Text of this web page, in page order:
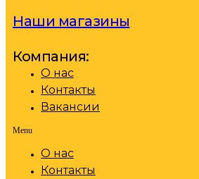
Наши магазины
Компания:
О нас
Контакты
Вакансии
Menu
О нас
Контакты